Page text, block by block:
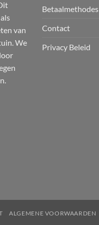
van
We
Betaalmethodes
Contact
Privacy Beleid
ALGEMENE VOORWAARDEN